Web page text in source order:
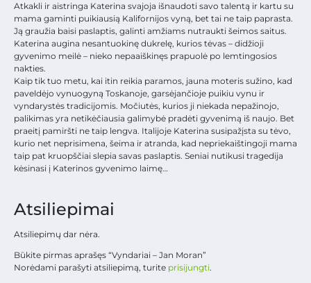
Atkakli ir aistringa Katerina svajoja išnaudoti savo talentą ir kartu su
mama gaminti puikiausią Kalifornijos vyną, bet tai ne taip paprasta.
Ją graužia baisi paslaptis, galinti amžiams nutraukti šeimos saitus.
Katerina augina nesantuokinę dukrelę, kurios tėvas – didžioji
gyvenimo meilė – nieko nepaaiškinęs prapuolė po lemtingosios
nakties.
Kaip tik tuo metu, kai itin reikia paramos, jauna moteris sužino, kad
paveldėjo vynuogyną Toskanoje, garsėjančioje puikiu vynu ir
vyndarystės tradicijomis. Močiutės, kurios ji niekada nepažinojo,
palikimas yra netikėčiausia galimybė pradėti gyvenimą iš naujo. Bet
praeitį pamiršti ne taip lengva. Italijoje Katerina susipažįsta su tėvo,
kurio net neprisimena, šeima ir atranda, kad nepriekaištingoji mama
taip pat kruopščiai slepia savas paslaptis. Seniai nutikusi tragedija
kėsinasi į Katerinos gyvenimo laimę…
Atsiliepimai
Atsiliepimų dar nėra.
Būkite pirmas aprašęs “Vyndariai – Jan Moran”
Norėdami parašyti atsiliepimą, turite prisijungti.